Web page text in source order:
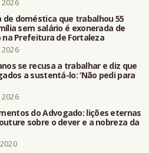
de doméstica que trabalhou 55
sem salário é exonerada de
na Prefeitura de Fortaleza
se recusa a trabalhar e diz que
a sustentá-lo: ‘Não pedi para
do Advogado: lições eternas
sobre o dever e a nobreza da